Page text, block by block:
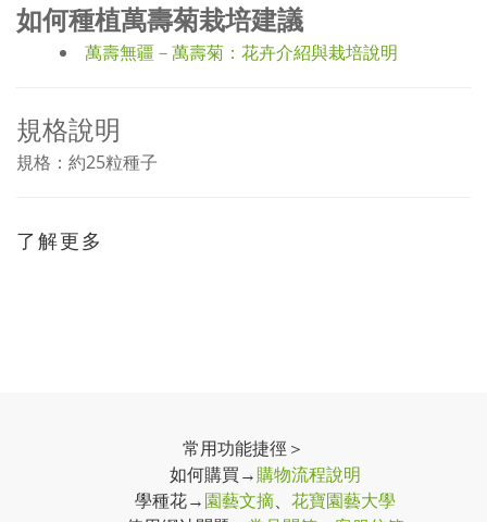
如何種植萬壽菊栽培建議
萬壽無疆－萬壽菊：花卉介紹與栽培說明
規格說明
規格：約25粒種子
了解更多
常用功能捷徑＞
如何購買→購物流程說明
學種花→園藝文摘、 花寶園藝大學